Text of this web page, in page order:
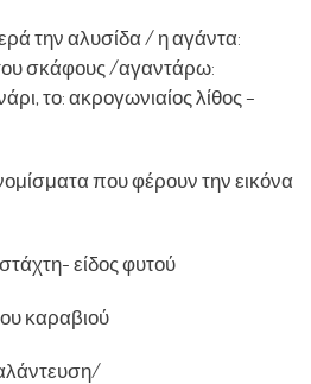
την αλυσίδα / η αγάντα:
σκάφους /αγαντάρω:
το: ακρογωνιαίος λίθος –
που φέρουν την εικόνα
είδος φυτού
καραβιού